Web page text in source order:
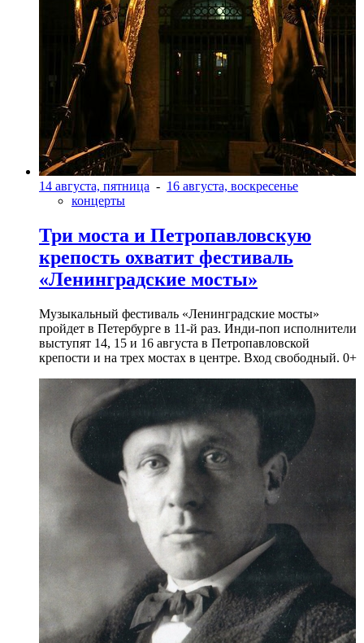
14 августа, пятница - 16 августа, воскресенье
концерты
Три моста и Петропавловскую
крепость охватит фестиваль
«Ленинградские мосты»
Музыкальный фестиваль «Ленинградские мосты»
пройдет в Петербурге в 11-й раз. Инди-поп исполнители
выступят 14, 15 и 16 августа в Петропавловской
крепости и на трех мостах в центре. Вход свободный. 0+